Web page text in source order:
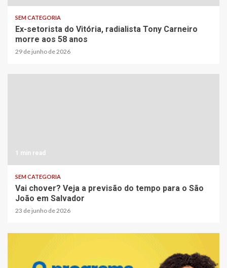
SEM CATEGORIA
Ex-setorista do Vitória, radialista Tony Carneiro
morre aos 58 anos
29 de junho de 2026
1 min read
SEM CATEGORIA
Vai chover? Veja a previsão do tempo para o São
João em Salvador
23 de junho de 2026